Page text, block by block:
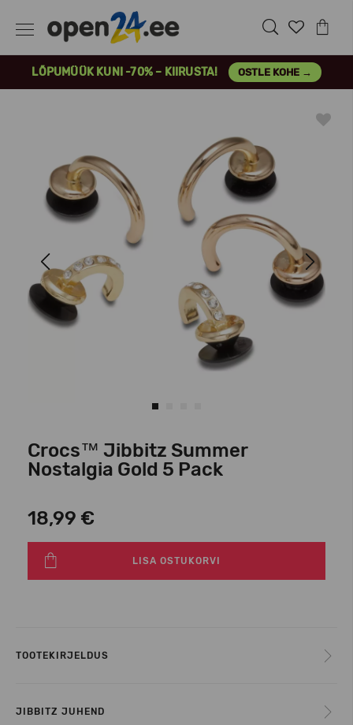
LÕPUMÜÜK KUNI -70% – KIIRUSTA! OSTLE KOHE →
Previous Next
Crocs™ Jibbitz Summer
Nostalgia Gold 5 Pack
18,99 €
LISA OSTUKORVI
TOOTEKIRJELDUS
JIBBITZ JUHEND